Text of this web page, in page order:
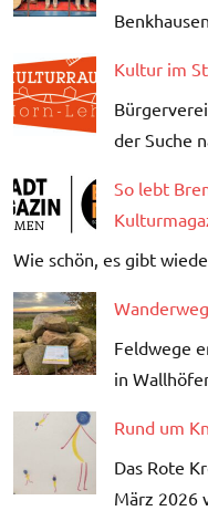
Kultur im
der Suche
So lebt
Wie schön, es gibt
Feldwege
in
Rund um
Das Rote
März 2026